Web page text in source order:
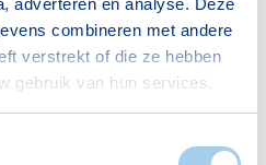
combineren met andere
verstrekt of die ze hebben
gebruik van hun services.
er:
Apotheken